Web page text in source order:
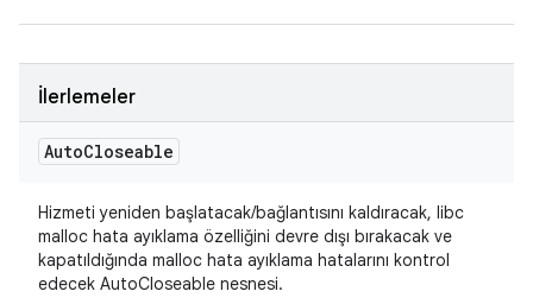
İlerlemeler
AutoCloseable
Hizmeti yeniden başlatacak/bağlantısını kaldıracak, libc
malloc hata ayıklama özelliğini devre dışı bırakacak ve
kapatıldığında malloc hata ayıklama hatalarını kontrol
edecek AutoCloseable nesnesi.